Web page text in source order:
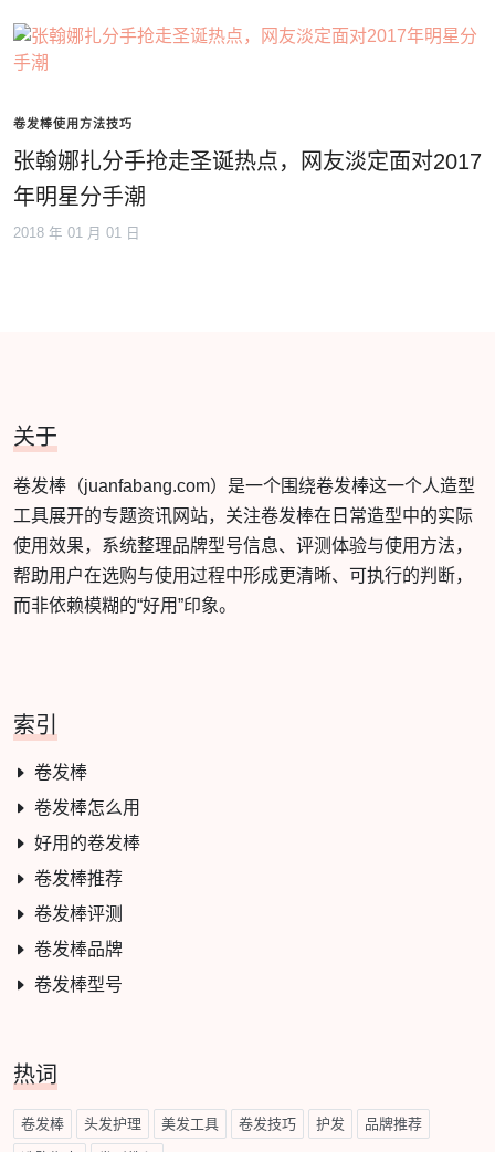
卷发棒使用方法技巧
张翰娜扎分手抢走圣诞热点，网友淡定面对2017
年明星分手潮
2018 年 01 月 01 日
关于
卷发棒（juanfabang.com）是一个围绕卷发棒这一个人造型
工具展开的专题资讯网站，关注卷发棒在日常造型中的实际
使用效果，系统整理品牌型号信息、评测体验与使用方法，
帮助用户在选购与使用过程中形成更清晰、可执行的判断，
而非依赖模糊的“好用”印象。
索引
卷发棒
卷发棒怎么用
好用的卷发棒
卷发棒推荐
卷发棒评测
卷发棒品牌
卷发棒型号
热词
卷发棒 头发护理 美发工具 卷发技巧 护发 品牌推荐